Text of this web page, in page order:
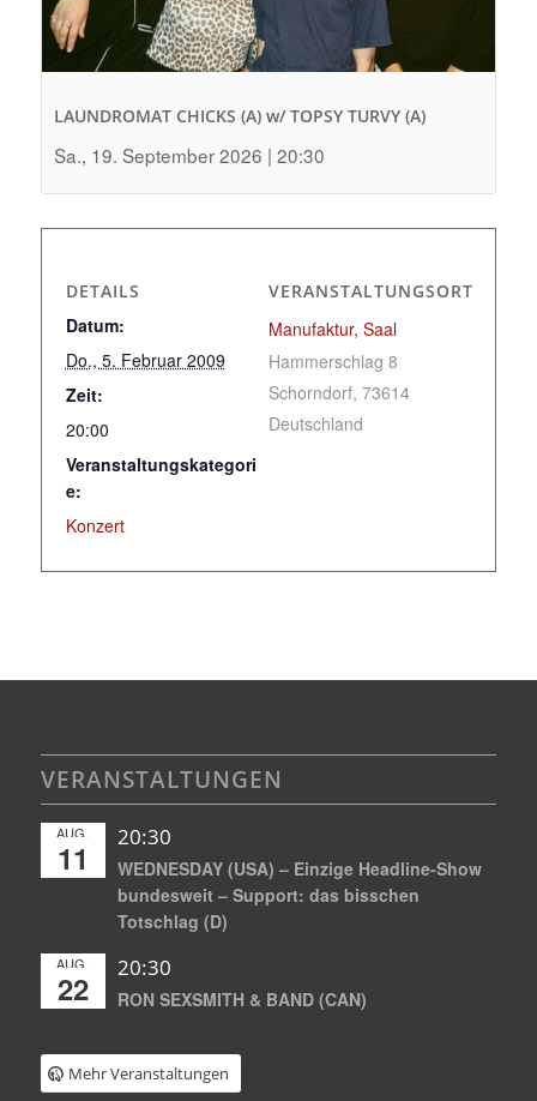
LAUNDROMAT CHICKS (A) w/ TOPSY TURVY (A)
Sa., 19. September 2026 | 20:30
DETAILS
Datum:
Do., 5. Februar 2009
Zeit:
20:00
Veranstaltungskategori
e:
Konzert
VERANSTALTUNGSORT
Manufaktur, Saal
Hammerschlag 8
Schorndorf, 73614
Deutschland
VERANSTALTUNGEN
AUG.
11
20:30
WEDNESDAY (USA) – Einzige Headline-Show
bundesweit – Support: das bisschen
Totschlag (D)
AUG.
22
20:30
RON SEXSMITH & BAND (CAN)
Mehr Veranstaltungen